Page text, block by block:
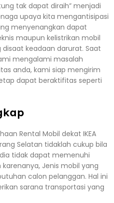
tak dapat diraih” menjadi
upaya kita mengantisipasi
menyenangkan dapat
maupun kelistrikan mobil
keadaan darurat. Saat
mengalami masalah
anda, kami siap mengirim
dapat beraktifitas seperti
Rental Mobil dekat IKEA
Selatan tidaklah cukup bila
tidak dapat memenuhi
Jenis mobil yang
calon pelanggan. Hal ini
sarana transportasi yang